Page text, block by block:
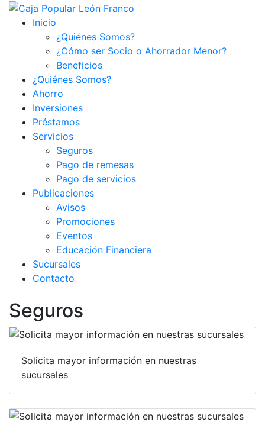
Inicio
¿Quiénes Somos?
¿Cómo ser Socio o Ahorrador Menor?
Beneficios
¿Quiénes Somos?
Ahorro
Inversiones
Préstamos
Servicios
Seguros
Pago de remesas
Pago de servicios
Publicaciones
Avisos
Promociones
Eventos
Educación Financiera
Sucursales
Contacto
Seguros
Solicita mayor información en nuestras
sucursales